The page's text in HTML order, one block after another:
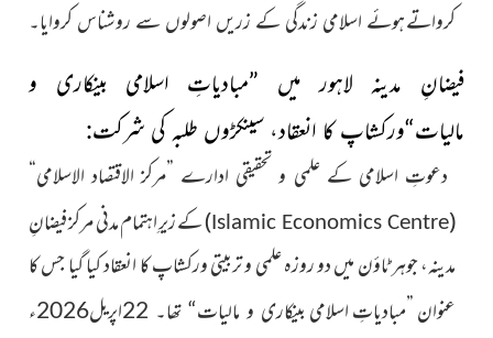
کرواتےہوئے اسلامی زندگی کے زریں اصولوں سے روشناس کروایا۔
فیضانِ مدینہ لاہور میں ”مبادیاتِ اسلامی بینکاری و
مالیات“ورکشاپ کا انعقاد، سینکڑوں طلبہ کی شرکت:
دعوتِ اسلامی کے علمی و تحقیقی ادارے ”مرکز الاقتصاد الاسلامی“
(
Islamic Economics Centre) کے زیرِ اہتمام مدنی مرکز فیضانِ
مدینہ، جوہر ٹاؤن میں دو روزہ علمی و تربیتی ورکشاپ کا انعقاد کیا گیا جس کا
عنوان ”مبادیاتِ اسلامی
بینکاری و مالیات“ تھا۔ 22اپریل2026ء